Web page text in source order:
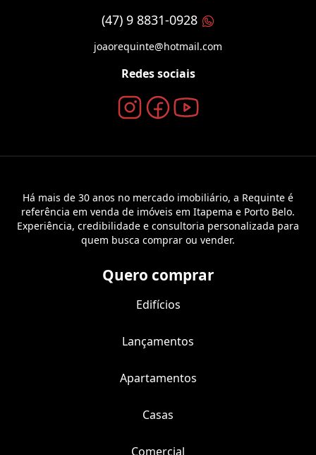
(47) 9 8831-0928
joaorequinte@hotmail.com
Redes sociais
Há mais de 30 anos no mercado imobiliário, a Requinte é
referência em venda de imóveis em Itapema e Porto Belo.
Experiência, credibilidade e consultoria personalizada para
quem busca comprar ou vender.
Quero comprar
Edifícios
Lançamentos
Apartamentos
Casas
Comercial